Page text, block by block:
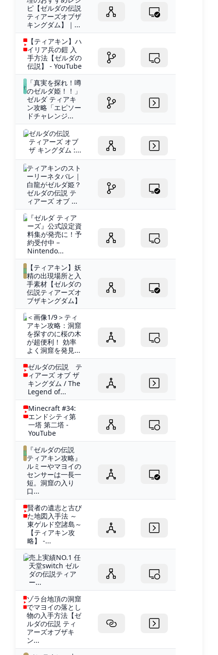
ピ【ゼルダの伝説
ティアーズオブザ
キングダム】｜...
【ティアキン】ハ
イリア兵の鎧 入
手方法【ゼルダの
伝説】 - YouTube
「真実を探れ！噂
のゼルダ姫！！」
ゼルダ ティアキ
ン攻略「エピソー
ドチャレンジ...
ゼルダの伝説
ティアーズ オブ
ザ キングダム :...
ティアキンのスト
ーリーネタバレ｜
白龍がゼルダ姫？
ゼルダの伝説 テ
ィアーズ オブ ...
『ゼルダ ティア
ーズ』公式設定資
料集が発売に！予
約受付中 –
Nintendo...
【ティアキン】妖
精の出現場所と入
手素材【ゼルダの
伝説ティアーズオ
ブザキングダム】
＜画像1/9＞ティ
アキン攻略：洞窟
を探すのに桜の木
が超便利！ 効率
よく洞窟を発見...
ゼルダの伝説 テ
ィアーズ オブ ザ
キングダム / The
Legend of...
Minecraft #34:
エンドシティ第
一塔 第二塔 -
YouTube
『ゼルダの伝説
ティアキン攻略』
ルミーやマヨイの
センサーは一長一
短。洞窟の入り
口...
賢者の遺志と古び
た地図入手法 ～
東ゲルド空諸島～
【ティアキン攻
略】 -...
売上実績NO.1 任
天堂switch ゼル
ダの伝説ティア
ー...
ゾラ台地頂の洞窟
でマヨイの落とし
物の入手方法【ゼ
ルダの伝説 ティ
アーズオブザキ
ン...